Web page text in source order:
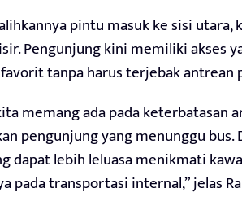
pintu masuk ke sisi
Pengunjung kini memiliki akses
tanpa harus terjebak antrean
memang ada pada keterbatasan
pengunjung yang menunggu bus.
dapat lebih leluasa menikmati
pada transportasi internal,” jelas